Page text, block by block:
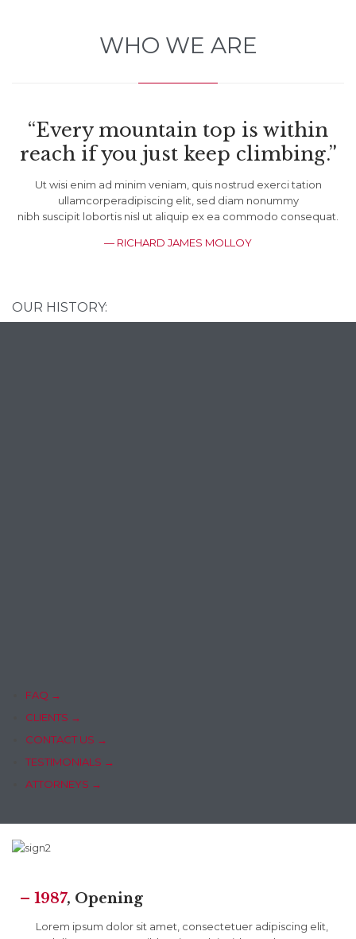
WHO WE ARE
“Every mountain top is within
reach if you just keep climbing.”
Ut wisi enim ad minim veniam, quis nostrud exerci tation
ullamcorperadipiscing elit, sed diam nonummy
nibh suscipit lobortis nisl ut aliquip ex ea commodo consequat.
— RICHARD JAMES MOLLOY
OUR HISTORY:
FAQ →
CLIENTS →
CONTACT US →
TESTIMONIALS →
ATTORNEYS →
– 1987, Opening
Lorem ipsum dolor sit amet, consectetuer adipiscing elit,